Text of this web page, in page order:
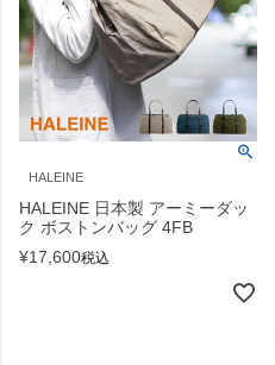
HALEINE
HALEINE 日本製 アーミーダッ
ク ボストンバッグ 4FB
¥17,600税込